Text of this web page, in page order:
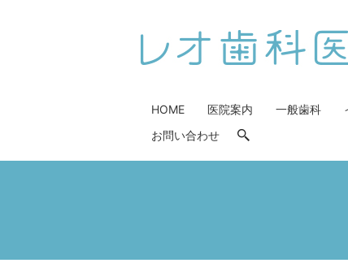
HOME 医院案内 一般歯科
お問い合わせ
search